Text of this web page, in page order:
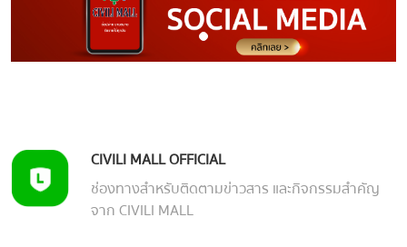
CIVILI MALL OFFICIAL
ช่องทางสำหรับติดตามข่าวสาร และกิจกรรมสำคัญ
จาก CIVILI MALL